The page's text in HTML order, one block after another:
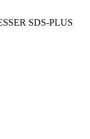
SDS-PLUS